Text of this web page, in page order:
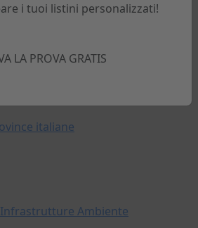
italiane
Ambiente
i tuoi listini personalizzati!
LA PROVA GRATIS